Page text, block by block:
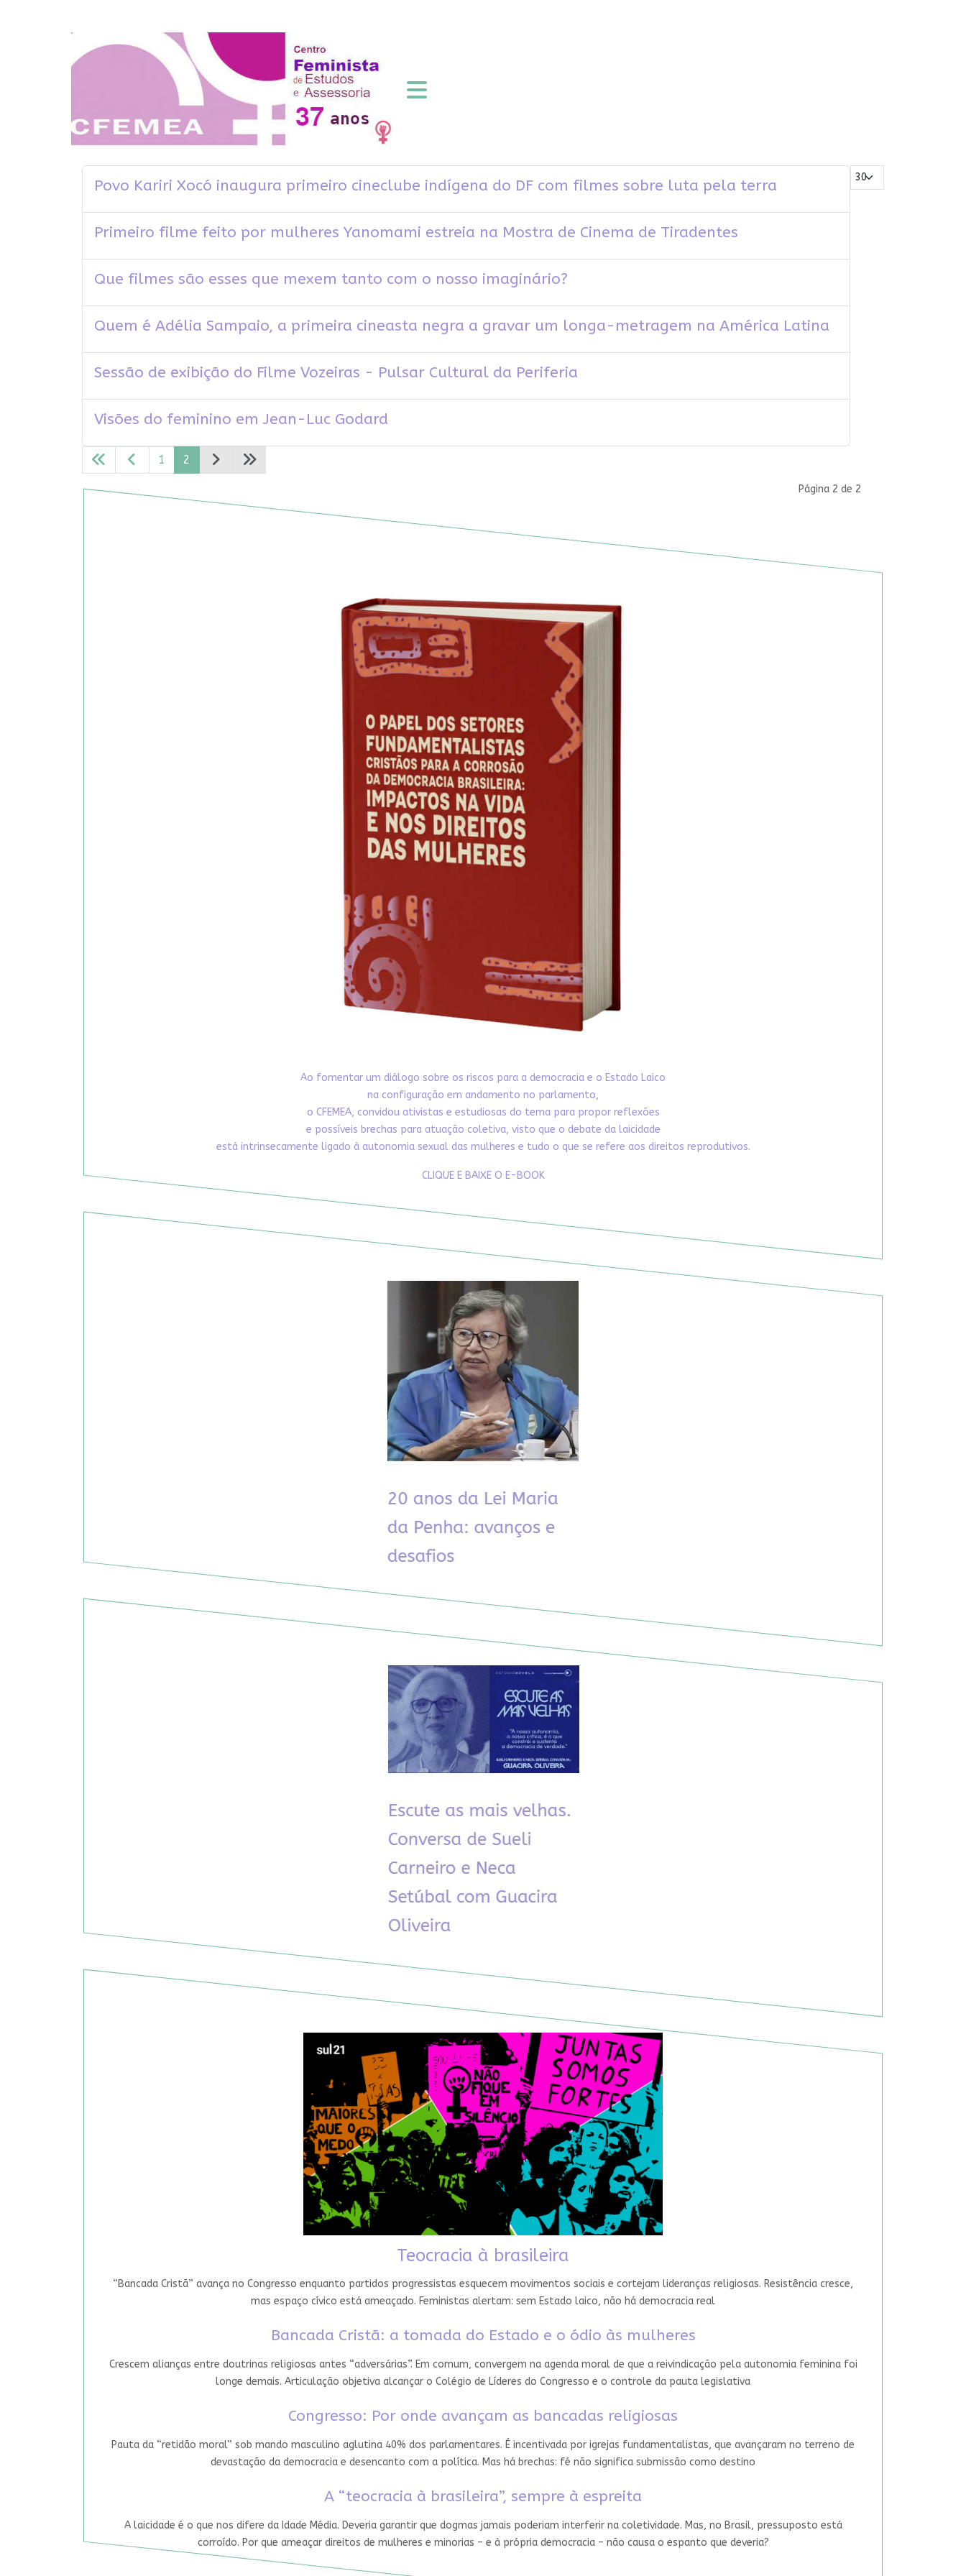
Mostrar #
Povo Kariri Xocó inaugura primeiro cineclube indígena do DF com filmes sobre luta pela terra
Primeiro filme feito por mulheres Yanomami estreia na Mostra de Cinema de Tiradentes
Que filmes são esses que mexem tanto com o nosso imaginário?
Quem é Adélia Sampaio, a primeira cineasta negra a gravar um longa-metragem na América Latina
Sessão de exibição do Filme Vozeiras - Pulsar Cultural da Periferia
Visões do feminino em Jean-Luc Godard
Página 2 de 2
1 2
Ao fomentar um diálogo sobre os riscos para a democracia e o Estado Laico
na configuração em andamento no parlamento,
o CFEMEA, convidou ativistas e estudiosas do tema para propor reflexões
e possíveis brechas para atuação coletiva, visto que o debate da laicidade
está intrinsecamente ligado à autonomia sexual das mulheres e tudo o que se refere aos direitos reprodutivos.
CLIQUE E BAIXE O E-BOOK
Teocracia à brasileira
“Bancada Cristã” avança no Congresso enquanto partidos progressistas esquecem movimentos sociais e cortejam lideranças religiosas. Resistência cresce,
mas espaço cívico está ameaçado. Feministas alertam: sem Estado laico, não há democracia real
Bancada Cristã: a tomada do Estado e o ódio às mulheres
Crescem alianças entre doutrinas religiosas antes “adversárias”. Em comum, convergem na agenda moral de que a reivindicação pela autonomia feminina foi
longe demais. Articulação objetiva alcançar o Colégio de Líderes do Congresso e o controle da pauta legislativa
Congresso: Por onde avançam as bancadas religiosas
Pauta da “retidão moral” sob mando masculino aglutina 40% dos parlamentares. É incentivada por igrejas fundamentalistas, que avançaram no terreno de
devastação da democracia e desencanto com a política. Mas há brechas: fé não significa submissão como destino
A “teocracia à brasileira”, sempre à espreita
A laicidade é o que nos difere da Idade Média. Deveria garantir que dogmas jamais poderiam interferir na coletividade. Mas, no Brasil, pressuposto está
corroído. Por que ameaçar direitos de mulheres e minorias – e à própria democracia – não causa o espanto que deveria?